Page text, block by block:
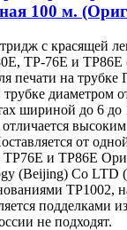
100 м.
с красящей
TP-76E и
печати на
трубке диаметром
шириной до 6 до
высоким
от
и TP86E
(Beijing) Co
TP1002,
подделками
не подходят.